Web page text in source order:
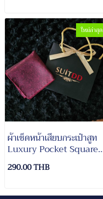
ใหม่ล่าสุด
ผ้าเช็ดหน้าเสียบกระเป๋าสูท
Luxury Pocket Square
Suit#10
290.00 THB